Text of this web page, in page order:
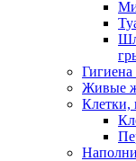
Живые
Клетки,